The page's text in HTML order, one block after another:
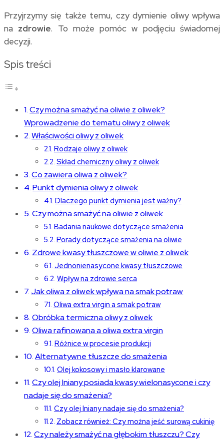
Przyjrzymy się także temu, czy dymienie oliwy wpływa
na zdrowie. To może pomóc w podjęciu świadomej
decyzji.
Spis treści
Czy można smażyć na oliwie z oliwek?
Wprowadzenie do tematu oliwy z oliwek
Właściwości oliwy z oliwek
Rodzaje oliwy z oliwek
Skład chemiczny oliwy z oliwek
Co zawiera oliwa z oliwek?
Punkt dymienia oliwy z oliwek
Dlaczego punkt dymienia jest ważny?
Czy można smażyć na oliwie z oliwek
Badania naukowe dotyczące smażenia
Porady dotyczące smażenia na oliwie
Zdrowe kwasy tłuszczowe w oliwie z oliwek
Jednonienasycone kwasy tłuszczowe
Wpływ na zdrowie serca
Jak oliwa z oliwek wpływa na smak potraw
Oliwa extra virgin a smak potraw
Obróbka termiczna oliwy z oliwek
Oliwa rafinowana a oliwa extra virgin
Różnice w procesie produkcji
Alternatywne tłuszcze do smażenia
Olej kokosowy i masło klarowane
Czy olej lniany posiada kwasy wielonasycone i czy
nadaje się do smażenia?
Czy olej lniany nadaje się do smażenia?
Zobacz również: Czy można jeść surową cukinię
Czy należy smażyć na głębokim tłuszczu? Czy